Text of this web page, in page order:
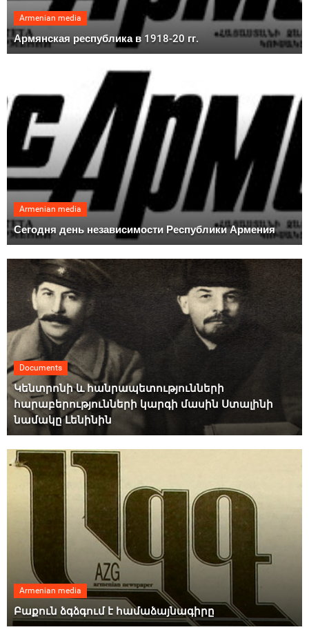
Armenian media
Армянская республика в 1918-20 гг.
Armenian media
Сегодня день независимости Республики Армения
Documents
Կենտրոնի և հանրապետությունների
հարաբերությունների կարգի մասին Ստալինի
նամակը Լենինին
Armenian media
Բաքուն ձգձգում է համաձայնագիրը